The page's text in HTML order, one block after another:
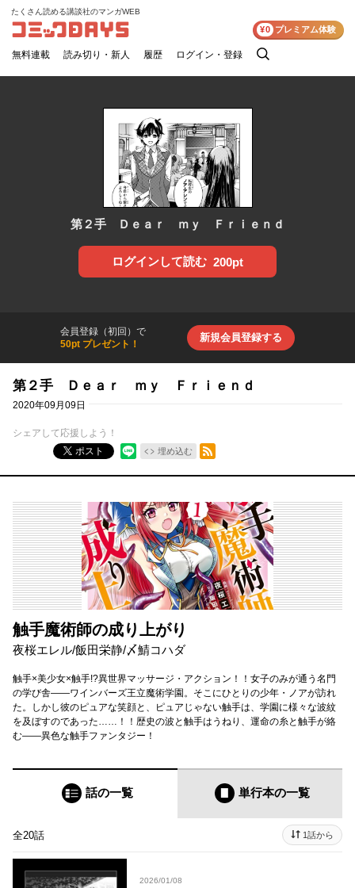
コミックDAYS
たくさん読める講談社のマンガWEB
無料連載 読み切り・新人 履歴 ログイン・登録
検
¥0 プレミアム体験
第２手 Ｄｅａｒ ｍｙ Ｆｒｉｅｎｄ
ログインして読む 200pt
会員登録（初回）で
50pt プレゼント！
新規会員登録する
第２手 Ｄｅａｒ ｍｙ Ｆｒｉｅｎｄ
2020年09月09日
シェアして応援しよう！
ポスト
埋め込む
RSSフィード
触手魔術師の成り上がり
夜桜エレル/飯田栄静/〆鯖コハダ
触手×美少女×触手!?異世界マッサージ・アクション！！女子のみが通う名門
の学び舎――ワインバーズ王立魔術学園。そこにひとりの少年・ノアが訪れ
た。しかし彼のピュアな笑顔と、ピュアじゃない触手は、学園に様々な波紋
を及ぼすのであった……！！歴史の波と触手はうねり、運命の糸と触手が絡
む――異色な触手ファンタジー！
話の一覧 単行本の一覧
全20話 1話から
2026/01/08